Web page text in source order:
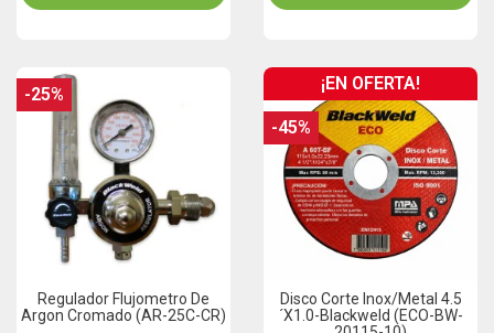
Regulador Flujometro De
Argon Cromado (AR-25C-CR)
-25%
Disco Corte Inox/Metal 4.5
´x1.0-Blackweld (ECO-BW-
¡EN OFERTA!
-45%